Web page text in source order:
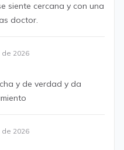
siente cercana y con una
doctor.
de 2026
y de verdad y da
de 2026